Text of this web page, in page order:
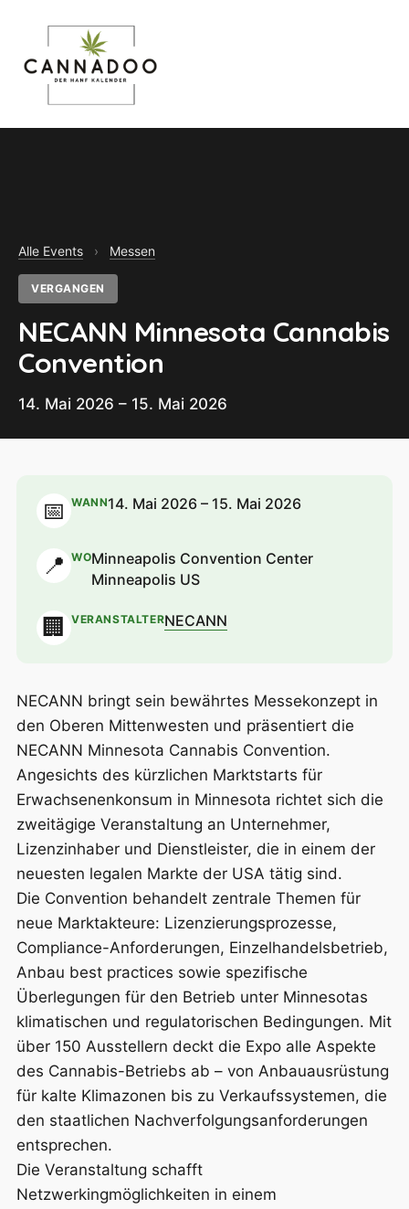
Alle Events › Messen
VERGANGEN
NECANN Minnesota Cannabis
Convention
14. Mai 2026 – 15. Mai 2026
📅 WANN14. Mai 2026 – 15. Mai 2026
📍 WOMinneapolis Convention Center
Minneapolis US
🏢 VERANSTALTERNECANN
NECANN bringt sein bewährtes Messekonzept in
den Oberen Mittenwesten und präsentiert die
NECANN Minnesota Cannabis Convention.
Angesichts des kürzlichen Marktstarts für
Erwachsenenkonsum in Minnesota richtet sich die
zweitägige Veranstaltung an Unternehmer,
Lizenzinhaber und Dienstleister, die in einem der
neuesten legalen Markte der USA tätig sind.
Die Convention behandelt zentrale Themen für
neue Marktakteure: Lizenzierungsprozesse,
Compliance-Anforderungen, Einzelhandelsbetrieb,
Anbau best practices sowie spezifische
Überlegungen für den Betrieb unter Minnesotas
klimatischen und regulatorischen Bedingungen. Mit
über 150 Ausstellern deckt die Expo alle Aspekte
des Cannabis-Betriebs ab – von Anbauausrüstung
für kalte Klimazonen bis zu Verkaufssystemen, die
den staatlichen Nachverfolgungsanforderungen
entsprechen.
Die Veranstaltung schafft
Netzwerkingmöglichkeiten in einem